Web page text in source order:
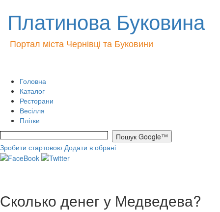
Платинова Буковина
Портал міста Чернівці та Буковини
Головна
Каталог
Ресторани
Весілля
Плітки
Зробити стартовою Додати в обрані
Сколько денег у Медведева?